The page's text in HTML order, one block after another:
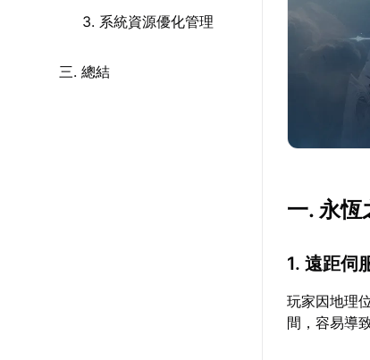
3. 系統資源優化管理
三. 總結
一. 永恆
1. 遠距伺
玩家因地理
間，容易導